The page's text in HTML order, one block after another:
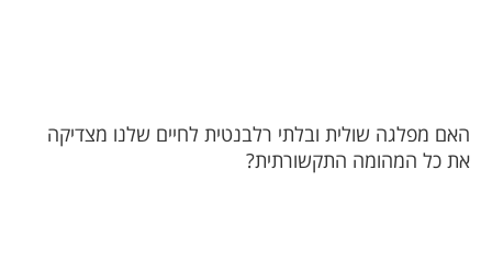
האם מפלגה שולית ובלתי רלבנטית לחיים שלנו מצדיקה
את כל המהומה התקשורתית?